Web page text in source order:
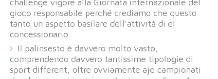
challenge vigore alla Giornata internazionale del
gioco responsabile perché crediamo che questo
tanto un aspetto basilare dell’attività di el
concessionario.
Il palinsesto è davvero molto vasto,
comprendendo davvero tantissime tipologie di
sport different, oltre ovviamente aje campionati